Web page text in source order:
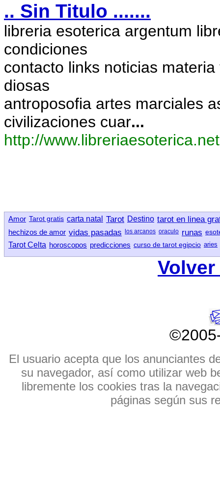
.. Sin Titulo .......
libreria esoterica argentum
condiciones
contacto links noticias
diosas
antroposofia artes marciales
civilizaciones cuar...
http://www.libreriaesoterica.net
Amor Tarot gratis carta natal Tarot Destino tarot en linea
hechizos de amor vidas pasadas los arcanos oraculo runas
Tarot Celta horoscopos predicciones curso de tarot egipcio aries
El usuario acepta que los anunciantes
su navegador, así como utilizar web
libremente los cookies tras la
páginas según sus